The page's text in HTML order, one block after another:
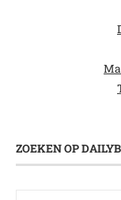
ZOEKEN OP